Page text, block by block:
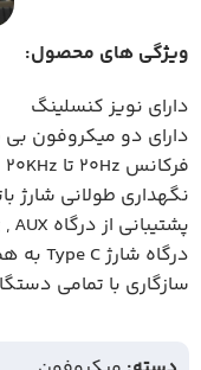
ویژگی های محصول:
دارای نویز کنسلینگ
دارای دو میکروفون
فرکانس 20Hz تا 20KHz
نگهداری طولانی شارژ
پشتیبانی از درگاه Type C , Lightning , AUX
درگاه شارژ Type C به همراه کابل شارژ
سازگاری با تمامی